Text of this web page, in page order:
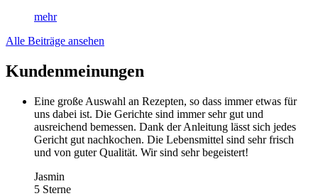
mehr
Alle Beiträge ansehen
Kundenmeinungen
Eine große Auswahl an Rezepten, so dass immer etwas für
uns dabei ist. Die Gerichte sind immer sehr gut und
ausreichend bemessen. Dank der Anleitung lässt sich jedes
Gericht gut nachkochen. Die Lebensmittel sind sehr frisch
und von guter Qualität. Wir sind sehr begeistert!
Jasmin
5 Sterne